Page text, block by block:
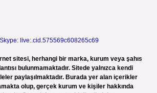
Skype: live:.cid.575569c608265c69
sitesi, herhangi bir marka, kurum veya şahıs
bulunmamaktadır. Sitede yalnızca kendi
paylaşılmaktadır. Burada yer alan içerikler
olup, gerçek kurum ve kişiler hakkında